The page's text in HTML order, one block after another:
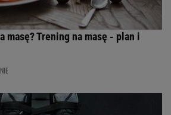
masę? Trening na masę - plan i